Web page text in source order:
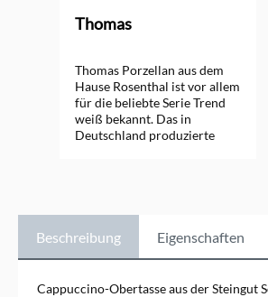
Thomas
Thomas Porzellan aus dem
Hause Rosenthal ist vor allem
für die beliebte Serie Trend
weiß bekannt. Das in
Deutschland produzierte
Farben.Markeninformatione
n: Rosenthal GmbH, Philip-
Rosenthal-Platz 1, 95100
Selb, info@rosenthal.de
Beschreibung Eigenschaften
Cappuccino-Obertasse aus der Steingut